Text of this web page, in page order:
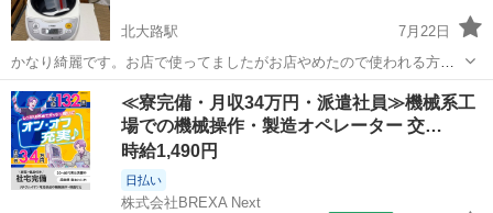
北大路駅
7月22日
かなり綺麗です。お店で使ってましたがお店やめたので使われる方お
られましたら是非つかってください。 情報は２枚目観てください。
京都 京都市 北大路駅 キッチン家電 タイガー
≪寮完備・月収34万円・派遣社員≫機械系工
場での機械操作・製造オペレーター 交…
時給1,490円
日払い
株式会社BREXA Next